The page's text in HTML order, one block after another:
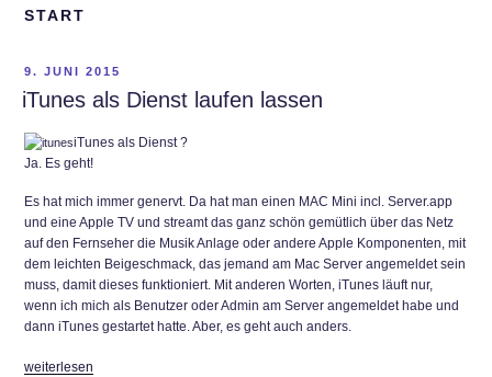
START
VERÖFFENTLICHT
AM
9. JUNI 2015
iTunes als Dienst laufen lassen
iTunes als Dienst ?
Ja. Es geht!
Es hat mich immer genervt. Da hat man einen MAC Mini incl. Server.app
und eine Apple TV und streamt das ganz schön gemütlich über das Netz
auf den Fernseher die Musik Anlage oder andere Apple Komponenten, mit
dem leichten Beigeschmack, das jemand am Mac Server angemeldet sein
muss, damit dieses funktioniert. Mit anderen Worten, iTunes läuft nur,
wenn ich mich als Benutzer oder Admin am Server angemeldet habe und
dann iTunes gestartet hatte. Aber, es geht auch anders.
„iTunes
weiterlesen